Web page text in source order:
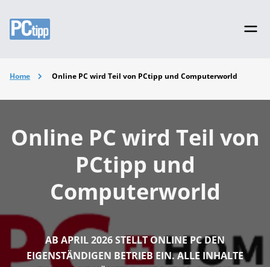
Home Online PC wird Teil von PCtipp und Computerworld
Online PC wird Teil von
PCtipp und
Computerworld
AB APRIL 2026 STELLT ONLINE PC DEN
EIGENSTÄNDIGEN BETRIEB EIN. ALLE INHALTE